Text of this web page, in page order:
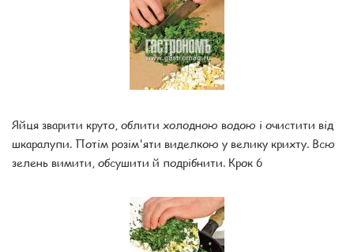
Яйця зварити круто, облити холодною водою і очистити від
шкаралупи. Потім розім'яти виделкою у велику крихту. Всю
зелень вимити, обсушити й подрібнити. Крок 6